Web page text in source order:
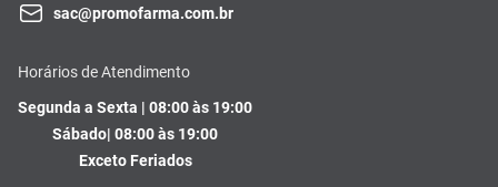
sac@promofarma.com.br
Horários de Atendimento
Segunda a Sexta | 08:00 às 19:00
Sábado| 08:00 às 19:00
Exceto Feriados